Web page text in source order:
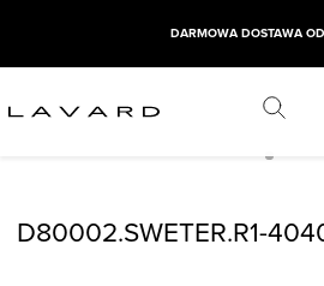
DARMOWA DOSTAWA
D80002.SWETER.R1-